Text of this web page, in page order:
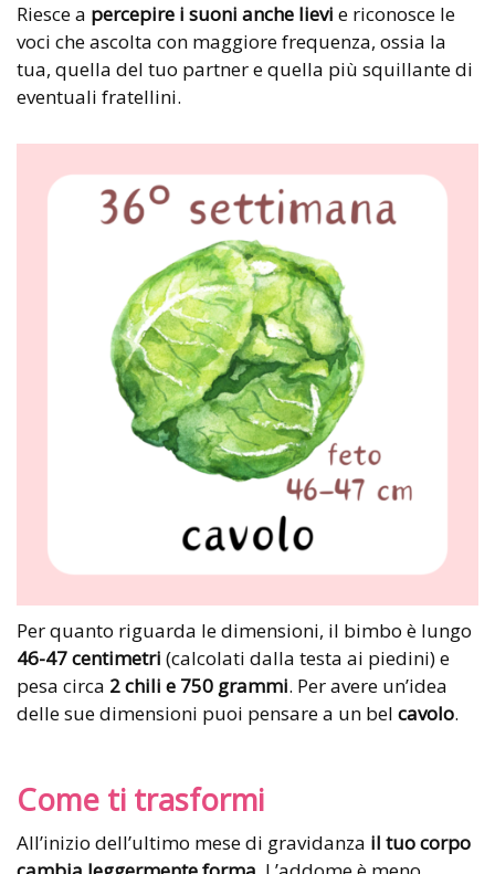
Riesce a percepire i suoni anche lievi e riconosce le
voci che ascolta con maggiore frequenza, ossia la
tua, quella del tuo partner e quella più squillante di
eventuali fratellini.
Per quanto riguarda le dimensioni, il bimbo è lungo
46-47 centimetri (calcolati dalla testa ai piedini) e
pesa circa 2 chili e 750 grammi. Per avere un’idea
delle sue dimensioni puoi pensare a un bel cavolo.
Come ti trasformi
All’inizio dell’ultimo mese di gravidanza il tuo corpo